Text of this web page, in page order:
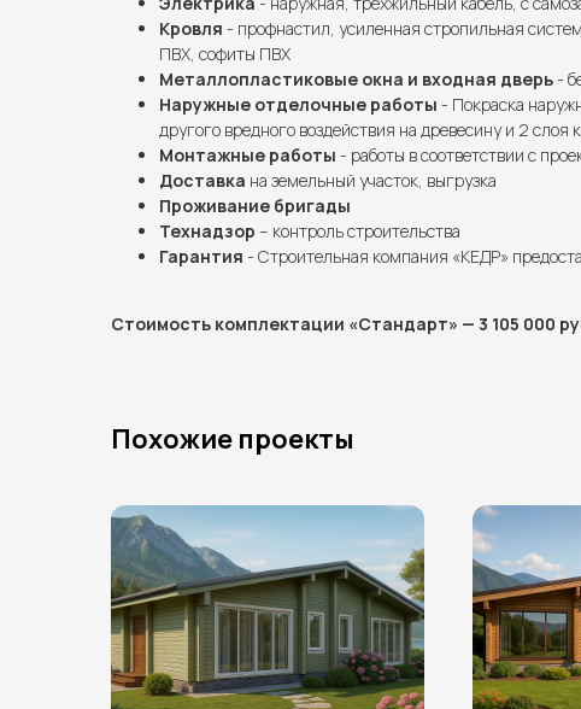
Кровля - профнастил, усиленная стропильная
ПВХ, софиты ПВХ
Металлопластиковые окна и входная дверь-
Наружные отделочные работы - Покраска
другого вредного воздействия на древесину и 2 слоя
Монтажные работы - работы в соответствии с
Доставка на земельный участок, выгрузка
Проживание бригады
Технадзор – контроль строительства
Гарантия - Строительная компания «КЕДР»
Стоимость комплектации «Стандарт» — 3 105 000
Похожие проекты